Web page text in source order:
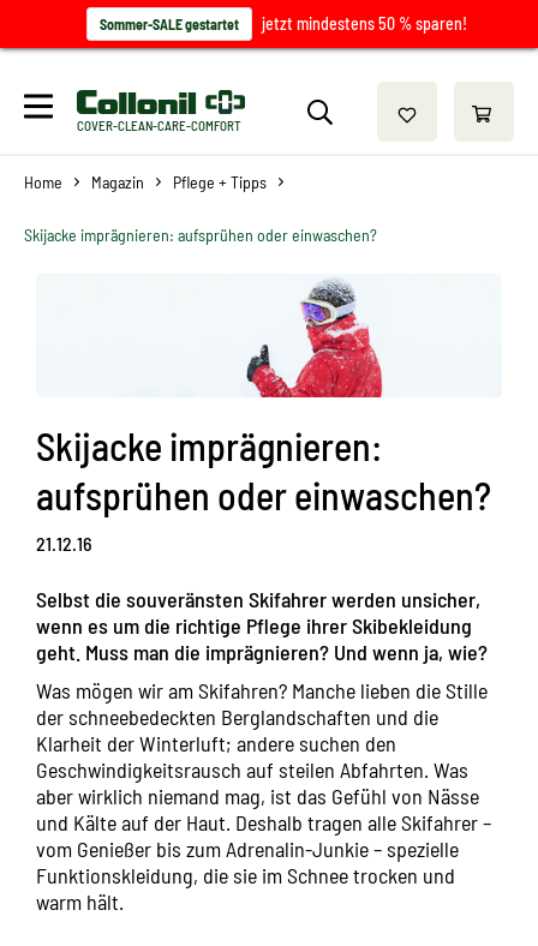
Sommer-SALE gestartet jetzt mindestens 50 % sparen!
COVER-CLEAN-CARE-COMFORT
Home Magazin Pflege + Tipps
Skijacke imprägnieren: aufsprühen oder einwaschen?
Skijacke imprägnieren:
aufsprühen oder einwaschen?
21.12.16
Selbst die souveränsten Skifahrer werden unsicher,
wenn es um die richtige Pflege ihrer Skibekleidung
geht. Muss man die imprägnieren? Und wenn ja, wie?
Was mögen wir am Skifahren? Manche lieben die Stille
der schneebedeckten Berglandschaften und die
Klarheit der Winterluft; andere suchen den
Geschwindigkeitsrausch auf steilen Abfahrten. Was
aber wirklich niemand mag, ist das Gefühl von Nässe
und Kälte auf der Haut. Deshalb tragen alle Skifahrer –
vom Genießer bis zum Adrenalin-Junkie – spezielle
Funktionskleidung, die sie im Schnee trocken und
warm hält.